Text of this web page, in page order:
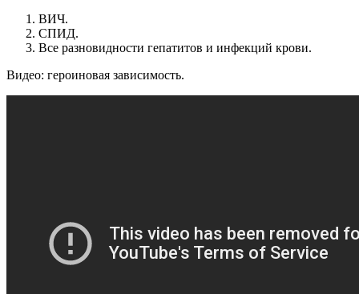
ВИЧ.
СПИД.
Все разновидности гепатитов и инфекций крови.
Видео: героиновая зависимость.